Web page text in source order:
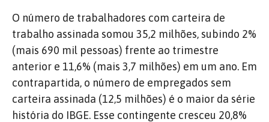
O número de trabalhadores com carteira de
trabalho assinada somou 35,2 milhões, subindo 2%
(mais 690 mil pessoas) frente ao trimestre
anterior e 11,6% (mais 3,7 milhões) em um ano. Em
contrapartida, o número de empregados sem
carteira assinada (12,5 milhões) é o maior da série
história do IBGE. Esse contingente cresceu 20,8%